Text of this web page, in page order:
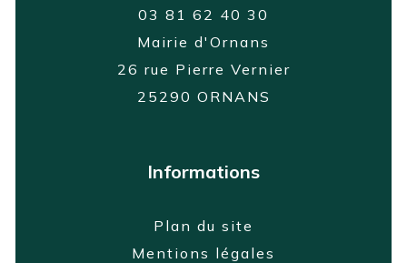
03 81 62 40 30
Mairie d'Ornans
26 rue Pierre Vernier
25290 ORNANS
Informations
Plan du site
Mentions légales